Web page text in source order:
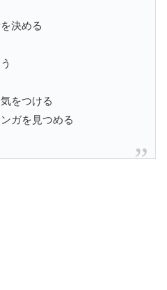
決める
をつける
ガを見つめる